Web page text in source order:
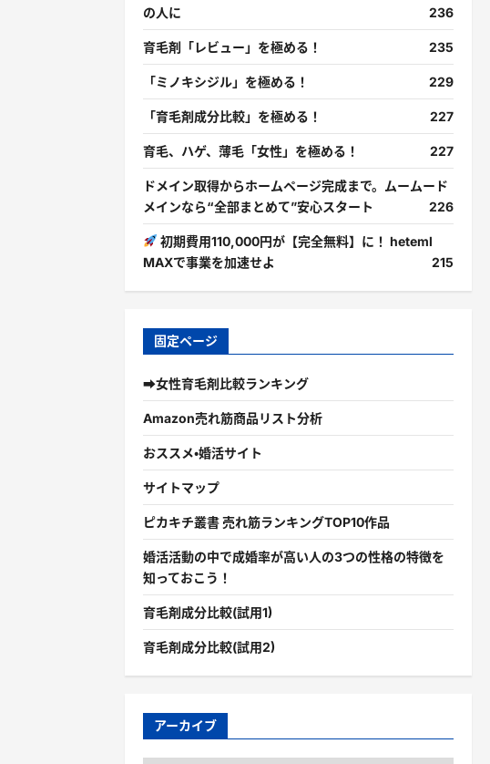
の人に
236
育毛剤「レビュー」を極める！ 235
「ミノキシジル」を極める！ 229
「育毛剤成分比較」を極める！ 227
育毛、ハゲ、薄毛「女性」を極める！ 227
ドメイン取得からホームページ完成まで。ムームード
メインなら“全部まとめて”安心スタート
226
初期費用110,000円が【完全無料】に！ heteml
MAXで事業を加速せよ
215
固定ページ
➡女性育毛剤比較ランキング
Amazon売れ筋商品リスト分析
おススメ・婚活サイト
サイトマップ
ピカキチ叢書 売れ筋ランキングTOP10作品
婚活活動の中で成婚率が高い人の3つの性格の特徴を
知っておこう！
育毛剤成分比較(試用1)
育毛剤成分比較(試用2)
アーカイブ